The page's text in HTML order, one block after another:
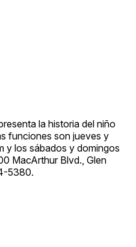
la historia del niño
funciones son jueves y
y los sábados y domingos
MacArthur Blvd., Glen
5380.